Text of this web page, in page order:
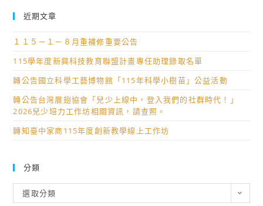
近期文章
１１５－１－８月重補修重要公告
115學年度新興科技教育聯盟計畫專任助理錄取名單
轉公告國立科學工藝博物館「115年科學小樹苗」公益活動
轉公告台灣展翅協會「兒少上線中，登入我們的社群時代！」
2026兒少培力工作坊相關資訊，請查照。
轉知臺中家商115年度創新教學線上工作坊
分類
類
選取分類